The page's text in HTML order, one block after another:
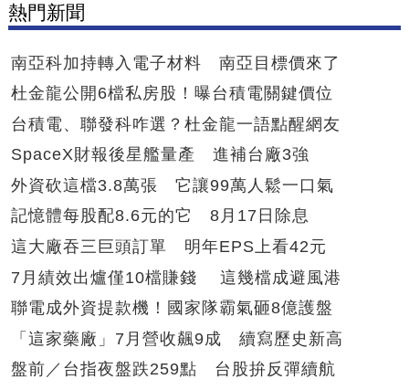
熱門新聞
南亞科加持轉入電子材料 南亞目標價來了
杜金龍公開6檔私房股！曝台積電關鍵價位
台積電、聯發科咋選？杜金龍一語點醒網友
SpaceX財報後星艦量產 進補台廠3強
外資砍這檔3.8萬張 它讓99萬人鬆一口氣
記憶體每股配8.6元的它 8月17日除息
這大廠吞三巨頭訂單 明年EPS上看42元
7月績效出爐僅10檔賺錢 這幾檔成避風港
聯電成外資提款機！國家隊霸氣砸8億護盤
「這家藥廠」7月營收飆9成 續寫歷史新高
盤前／台指夜盤跌259點 台股拚反彈續航